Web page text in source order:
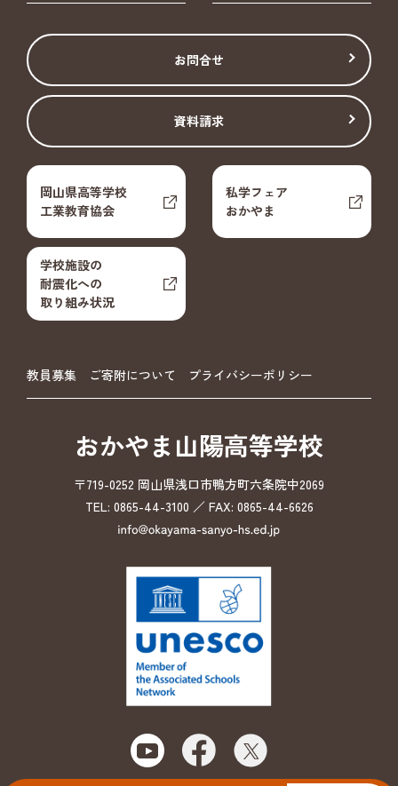
お問合せ
資料請求
岡山県高等学校
工業教育協会
私学フェア
おかやま
学校施設の
耐震化への
取り組み状況
教員募集 ご寄附について プライバシーポリシー
おかやま山陽高等学校
〒719-0252 岡山県浅口市鴨方町六条院中2069
TEL: 0865-44-3100 ／ FAX: 0865-44-6626